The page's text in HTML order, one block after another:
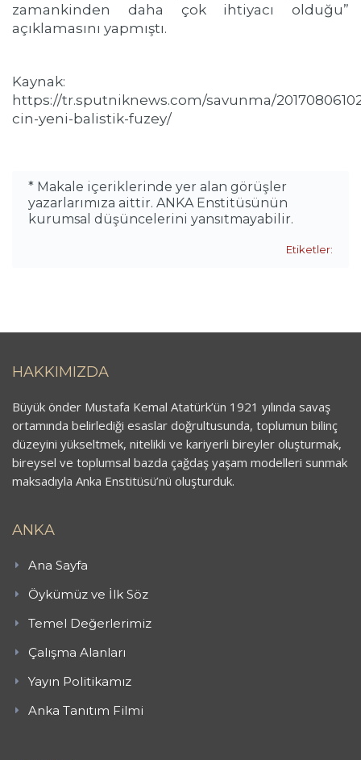
zamankinden daha çok ihtiyacı olduğu”
açıklamasını yapmıştı.
Kaynak:
https://tr.sputniknews.com/savunma/
cin-yeni-balistik-fuzey/
* Makale içeriklerinde yer alan görüşler
yazarlarımıza aittir. ANKA Enstitüsünün
kurumsal düşüncelerini yansıtmayabilir.
Etiketler:
HAKKIMIZDA
Büyük önder Mustafa Kemal Atatürk’ün 1921 yılında savaş
ortamında belirlediği esaslar doğrultusunda, toplumun bilinç
düzeyini yükseltmek, nitelikli ve kariyerli bireyler oluşturmak,
bireysel ve toplumsal bazda çağdaş yaşam modelleri sunmak
maksadıyla Anka Enstitüsü’nü oluşturduk.
ANKA
Ana Sayfa
Öykümüz ve İlk Söz
Temel Değerlerimiz
Çalışma Alanları
Yayın Politikamız
Anka Tanıtım Filmi